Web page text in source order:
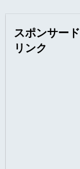
スポンサード
リンク